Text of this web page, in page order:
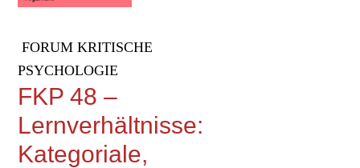
FORUM KRITISCHE
PSYCHOLOGIE
FKP 48 –
Lernverhältnisse:
Kategoriale,